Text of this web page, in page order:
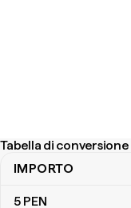
Tabella di
Tabella di conversione
IMPORTO
5 PEN